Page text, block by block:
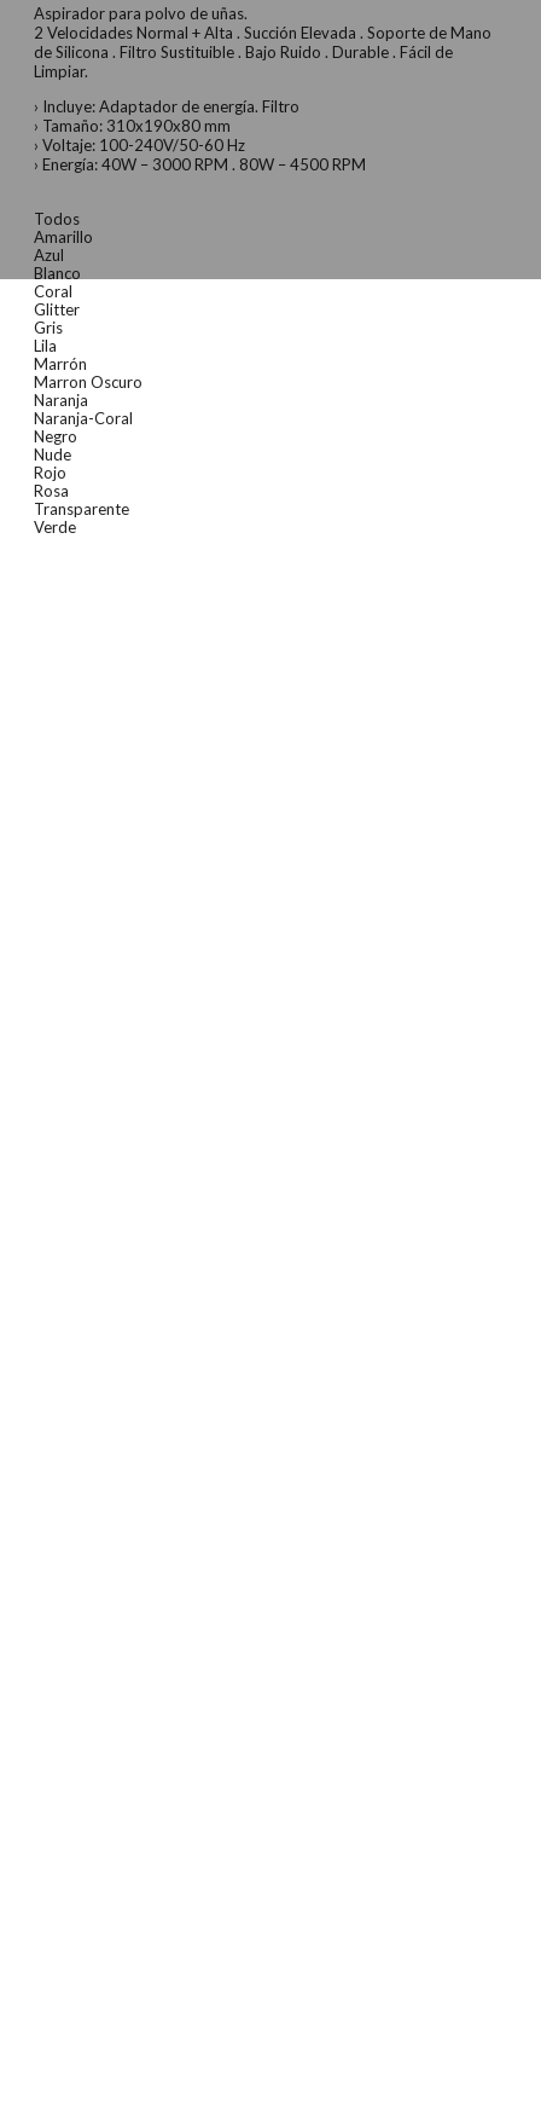
Aspirador para polvo de uñas.
2 Velocidades Normal + Alta . Succión Elevada . Soporte de Mano
de Silicona . Filtro Sustituible . Bajo Ruido . Durable . Fácil de
Limpiar.
› Incluye: Adaptador de energía. Filtro
› Tamaño: 310x190x80 mm
› Voltaje: 100-240V/50-60 Hz
› Energía: 40W – 3000 RPM . 80W – 4500 RPM
Todos
Amarillo
Azul
Blanco
Coral
Glitter
Gris
Lila
Marrón
Marron Oscuro
Naranja
Naranja-Coral
Negro
Nude
Rojo
Rosa
Transparente
Verde